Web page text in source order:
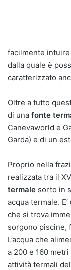
facilmente
dalla quale è
caratterizzato
Oltre a tutto
di una fonte
Canevaworld e
Garda) e di un
Proprio nella
realizzata tra il
termale sorto in
acqua termale.
che si trova
sorgono piscine,
L’acqua che
a 200 e 160
attività termali